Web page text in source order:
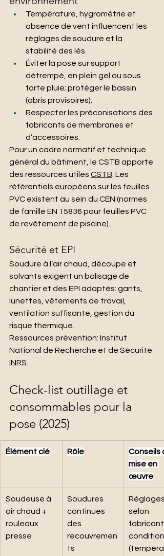
Température, hygrométrie et
absence de vent influencent les
réglages de soudure et la
stabilité des lés.
Éviter la pose sur support
détrempé, en plein gel ou sous
forte pluie; protéger le bassin
(abris provisoires).
Respecter les préconisations des
fabricants de membranes et
d’accessoires.
Pour un cadre normatif et technique
général du bâtiment, le CSTB apporte
des ressources utiles CSTB. Les
référentiels européens sur les feuilles
PVC existent au sein du CEN (normes
de famille EN 15836 pour feuilles PVC
de revêtement de piscine).
Sécurité et EPI
Soudure à l’air chaud, découpe et
solvants exigent un balisage de
chantier et des EPI adaptés: gants,
lunettes, vêtements de travail,
ventilation suffisante, gestion du
risque thermique.
Ressources prévention: Institut
National de Recherche et de Sécurité
INRS.
Check-list outillage et
consommables pour la
pose (2025)
Élément clé Rôle
Conseils
mise en
œuvre
Soudeuse à
air chaud +
rouleaux
presse
Soudures
continues
des
recouvremen
ts
Réglages
selon
fabricant